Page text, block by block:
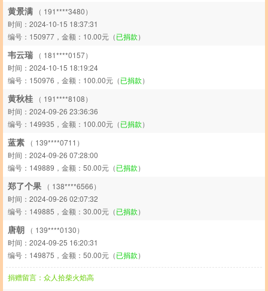
黄景满 （ 191****3480）
时间：2024-10-15 18:37:31
编号：150977，金额：10.00元（已捐款）
韦云瑞 （ 181****0157）
时间：2024-10-15 18:19:24
编号：150976，金额：100.00元（已捐款）
黄秋桂 （ 191****8108）
时间：2024-09-26 23:36:36
编号：149935，金额：100.00元（已捐款）
蓝素 （ 139****0711）
时间：2024-09-26 07:28:00
编号：149889，金额：50.00元（已捐款）
郑了个果 （ 138****6566）
时间：2024-09-26 02:07:32
编号：149885，金额：30.00元（已捐款）
唐朝 （ 139****0130）
时间：2024-09-25 16:20:31
编号：149875，金额：50.00元（已捐款）
捐赠留言：众人拾柴火焰高